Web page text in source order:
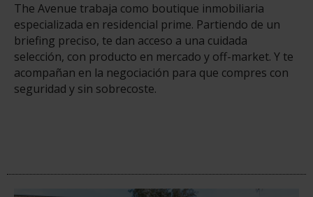
The Avenue trabaja como boutique inmobiliaria
especializada en residencial prime. Partiendo de un
briefing preciso, te dan acceso a una cuidada
selección, con producto en mercado y off-market. Y te
acompañan en la negociación para que compres con
seguridad y sin sobrecoste.